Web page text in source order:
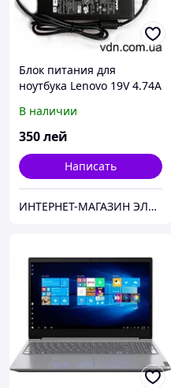
Блок питания для
ноутбука Lenovo 19V 4.74A
В наличии
350лей
Написать
ИНТЕРНЕТ-МАГАЗИН ЭЛЕКТРОНИКИ "220 VOLT"